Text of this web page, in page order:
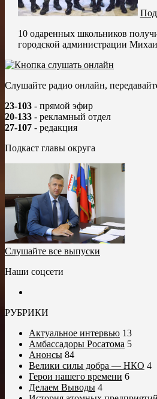
10 одаренных школьников
городской администрации
Слушайте радио онлайн,
23-103 - прямой эфир
20-133 - рекламный отдел
27-107 - редакция
Подкаст главы округа
Слушайте все выпуски
Наши соцсети
РУБРИКИ
Актуальное интервью 13
Амбассадоры Росатома 5
Анонсы 84
Велики силы добра — НКО 4
Герои нашего времени 6
Делаем Выводы 4